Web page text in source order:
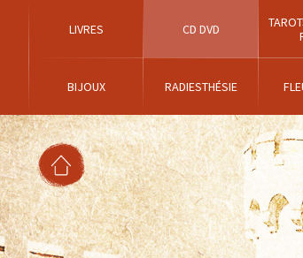
LIVRES CD DVD
BIJOUX RADIESTHÉSIE